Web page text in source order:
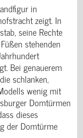
in
zeigt. In
seine Rechte
stehenden
Bei genauerem
schlanken,
wenig mit
Domtürmen
dieses
der Domtürme